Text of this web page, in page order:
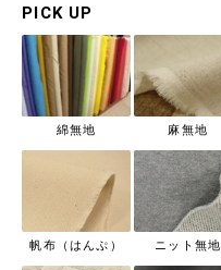
PICK UP
綿無地 麻無地
帆布（はんぷ） ニット無地